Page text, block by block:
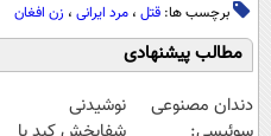
برچسب ها: قتل ، مرد ایرانی ، زن افغان
مطالب پیشنهادی
دندان مصنوعی
نوشیدنی